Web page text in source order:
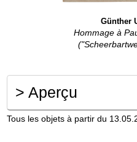
Günther
Hommage à
>Aperçu
Tous les objets à partir du